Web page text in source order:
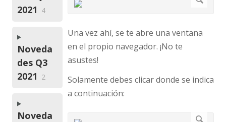
Una vez ahí, se te abre una ventana
en el propio navegador. ¡No te
asustes!
Solamente debes clicar donde se indica
a continuación:
2021 4
Noveda
des Q3
2021 2
Noveda